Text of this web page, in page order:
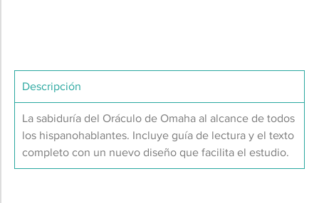
Descripción
La sabiduría del Oráculo de Omaha al alcance de todos
los hispanohablantes. Incluye guía de lectura y el texto
completo con un nuevo diseño que facilita el estudio.